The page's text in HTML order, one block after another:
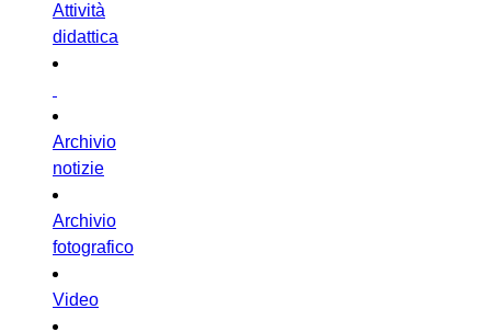
Attività
didattica
Archivio
notizie
Archivio
fotografico
Video